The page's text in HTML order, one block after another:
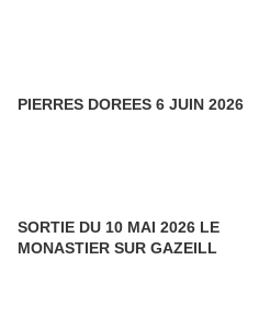
PIERRES DOREES 6 JUIN 2026
SORTIE DU 10 MAI 2026 LE
MONASTIER SUR GAZEILL